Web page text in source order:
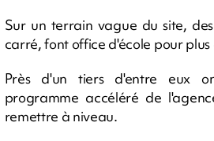
Sur un terrain vague du site,
carré, font office d'école pour plus
Près d'un tiers d'entre eux
programme accéléré de
remettre à niveau.